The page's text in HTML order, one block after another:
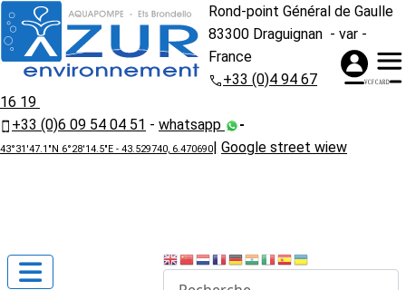
Rond-point Général de Gaulle
83300 Draguignan - var -
France
+33 (0)4 94 67
16 19
+33 (0)6 09 54 04 51 - whatsapp -
43°31'47.1"N 6°28'14.5"E - 43.529740, 6.470690| Google street wiew